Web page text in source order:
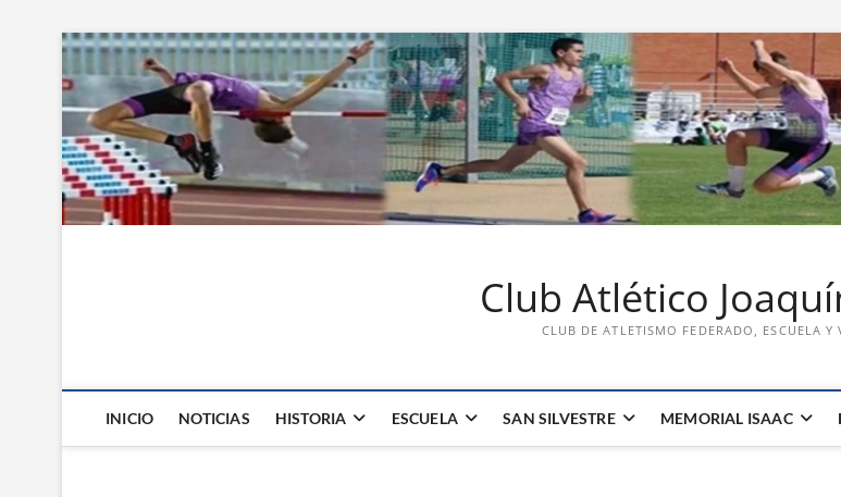
Saltar
contenido
Club Atlético
CLUB DE ATLETISMO FEDERADO, ESCUELA Y
INICIO NOTICIAS HISTORIA ESCUELA SAN SILVESTRE MEMORIAL ISAAC